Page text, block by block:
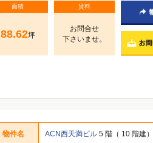
面積
88.62坪
賃料
お問合せ
下さいませ。
物件名 ACN西天満ビル 5 階（ 10 階建）